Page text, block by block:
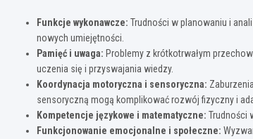
Funkcje wykonawcze: Trudności w planowaniu i
nowych umiejętności.
Pamięć i uwaga: Problemy z krótkotrwałym
uczenia się i przyswajania wiedzy.
Koordynacja motoryczna i sensoryczna:
sensoryczną mogą komplikować rozwój fizyczny i
Kompetencje językowe i matematyczne: Trudności
Funkcjonowanie emocjonalne i społeczne: